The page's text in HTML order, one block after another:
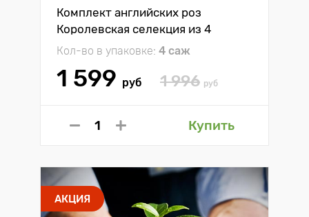
Комплект английских роз
Королевская селекция из 4
сортов
Кол-во в упаковке: 4 саж
1 599 руб 1 996 руб
Купить
АКЦИЯ